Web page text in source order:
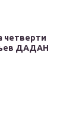
четверти
ДАДАН